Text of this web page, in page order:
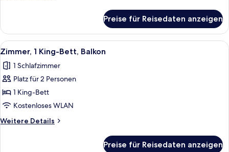
1 King-
Bett
Preise für Reisedaten anzeigen
Alle
Fotos
für
Zimmer,
1 King-
Bett,
Balkon
anzeigen
Ein Hotelzimmer mit einem großen
8
Zimmer, 1 King-Bett, Balkon
1 Schlafzimmer
Platz für 2 Personen
1 King-Bett
Kostenloses WLAN
Weitere Details
Weitere
Preise für Reisedaten anzeigen